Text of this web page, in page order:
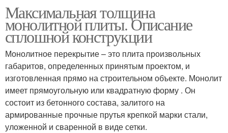
Максимальная толщина
монолитной плиты. Описание
сплошной конструкции
Монолитное перекрытие – это плита произвольных
габаритов, определенных принятым проектом, и
изготовленная прямо на строительном объекте. Монолит
имеет прямоугольную или квадратную форму . Он
состоит из бетонного состава, залитого на
армированные прочные прутья крепкой марки стали,
уложенной и сваренной в виде сетки.